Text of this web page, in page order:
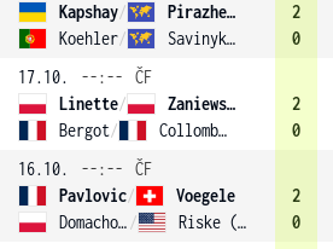
Kapshay/
Pirazhenka
Koehler/ Savinykh (1)
2
0
17.10.
--:--
ČF
Linette/
Zaniewska (3)
Bergot/ Collombon
2
0
16.10.
--:--
ČF
Pavlovic/
Voegele
Domachowska / Riske (4)
2
0